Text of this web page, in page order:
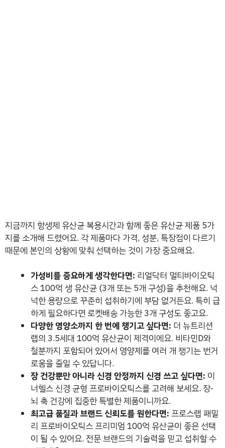
지금까지 항생제 유산균 복용시간과 함께 좋은 유산균 제품 5가
지를 소개해 드렸어요. 각 제품마다 가격, 성분, 특장점이 다르기
때문에 본인의 상황에 맞춰 선택하는 것이 가장 중요해요.
가성비를 중요하게 생각한다면: 리얼닥터 멀티바이오틱
스 100억 생 유산균 (3개 또는 5개 구성)을 추천해요. 넉
넉한 용량으로 꾸준히 섭취하기에 부담 없거든요. 특히 급
하게 필요하다면 로켓배송 가능한 3개 구성도 좋고요.
다양한 영양소까지 한 번에 챙기고 싶다면: 더 뉴트리션
랩의 3.5세대 100억 유산균이 제격이에요. 비타민D와
철분까지 포함되어 있어서 영양제를 여러 개 챙기는 번거
로움을 줄일 수 있답니다.
장 건강뿐만 아니라 신경 안정까지 신경 쓰고 싶다면: 이
너헬스 신경 균형 프로바이오틱스를 고려해 보세요. 장-
뇌 축 건강에 집중한 특별한 제품이니까요.
최고급 품질과 브랜드 신뢰도를 원한다면: 프로스랩 패밀
리 프로바이오틱스 프리미엄 100억 유산균이 좋은 선택
이 될 수 있어요. 전문 브랜드의 기술력을 믿고 섭취할 수